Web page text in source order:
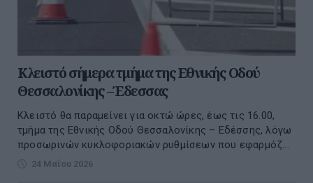
Κλειστό σήμερα τμήμα της Εθνικής Οδού
Θεσσαλονίκης –Έδεσσας
Κλειστό θα παραμείνει για οκτώ ώρες, έως τις 16.00,
τμήμα της Εθνικής Οδού Θεσσαλονίκης – Εδέσσης, λόγω
προσωρινών κυκλοφοριακών ρυθμίσεων που εφαρμόζ...
24 Μαΐου 2026